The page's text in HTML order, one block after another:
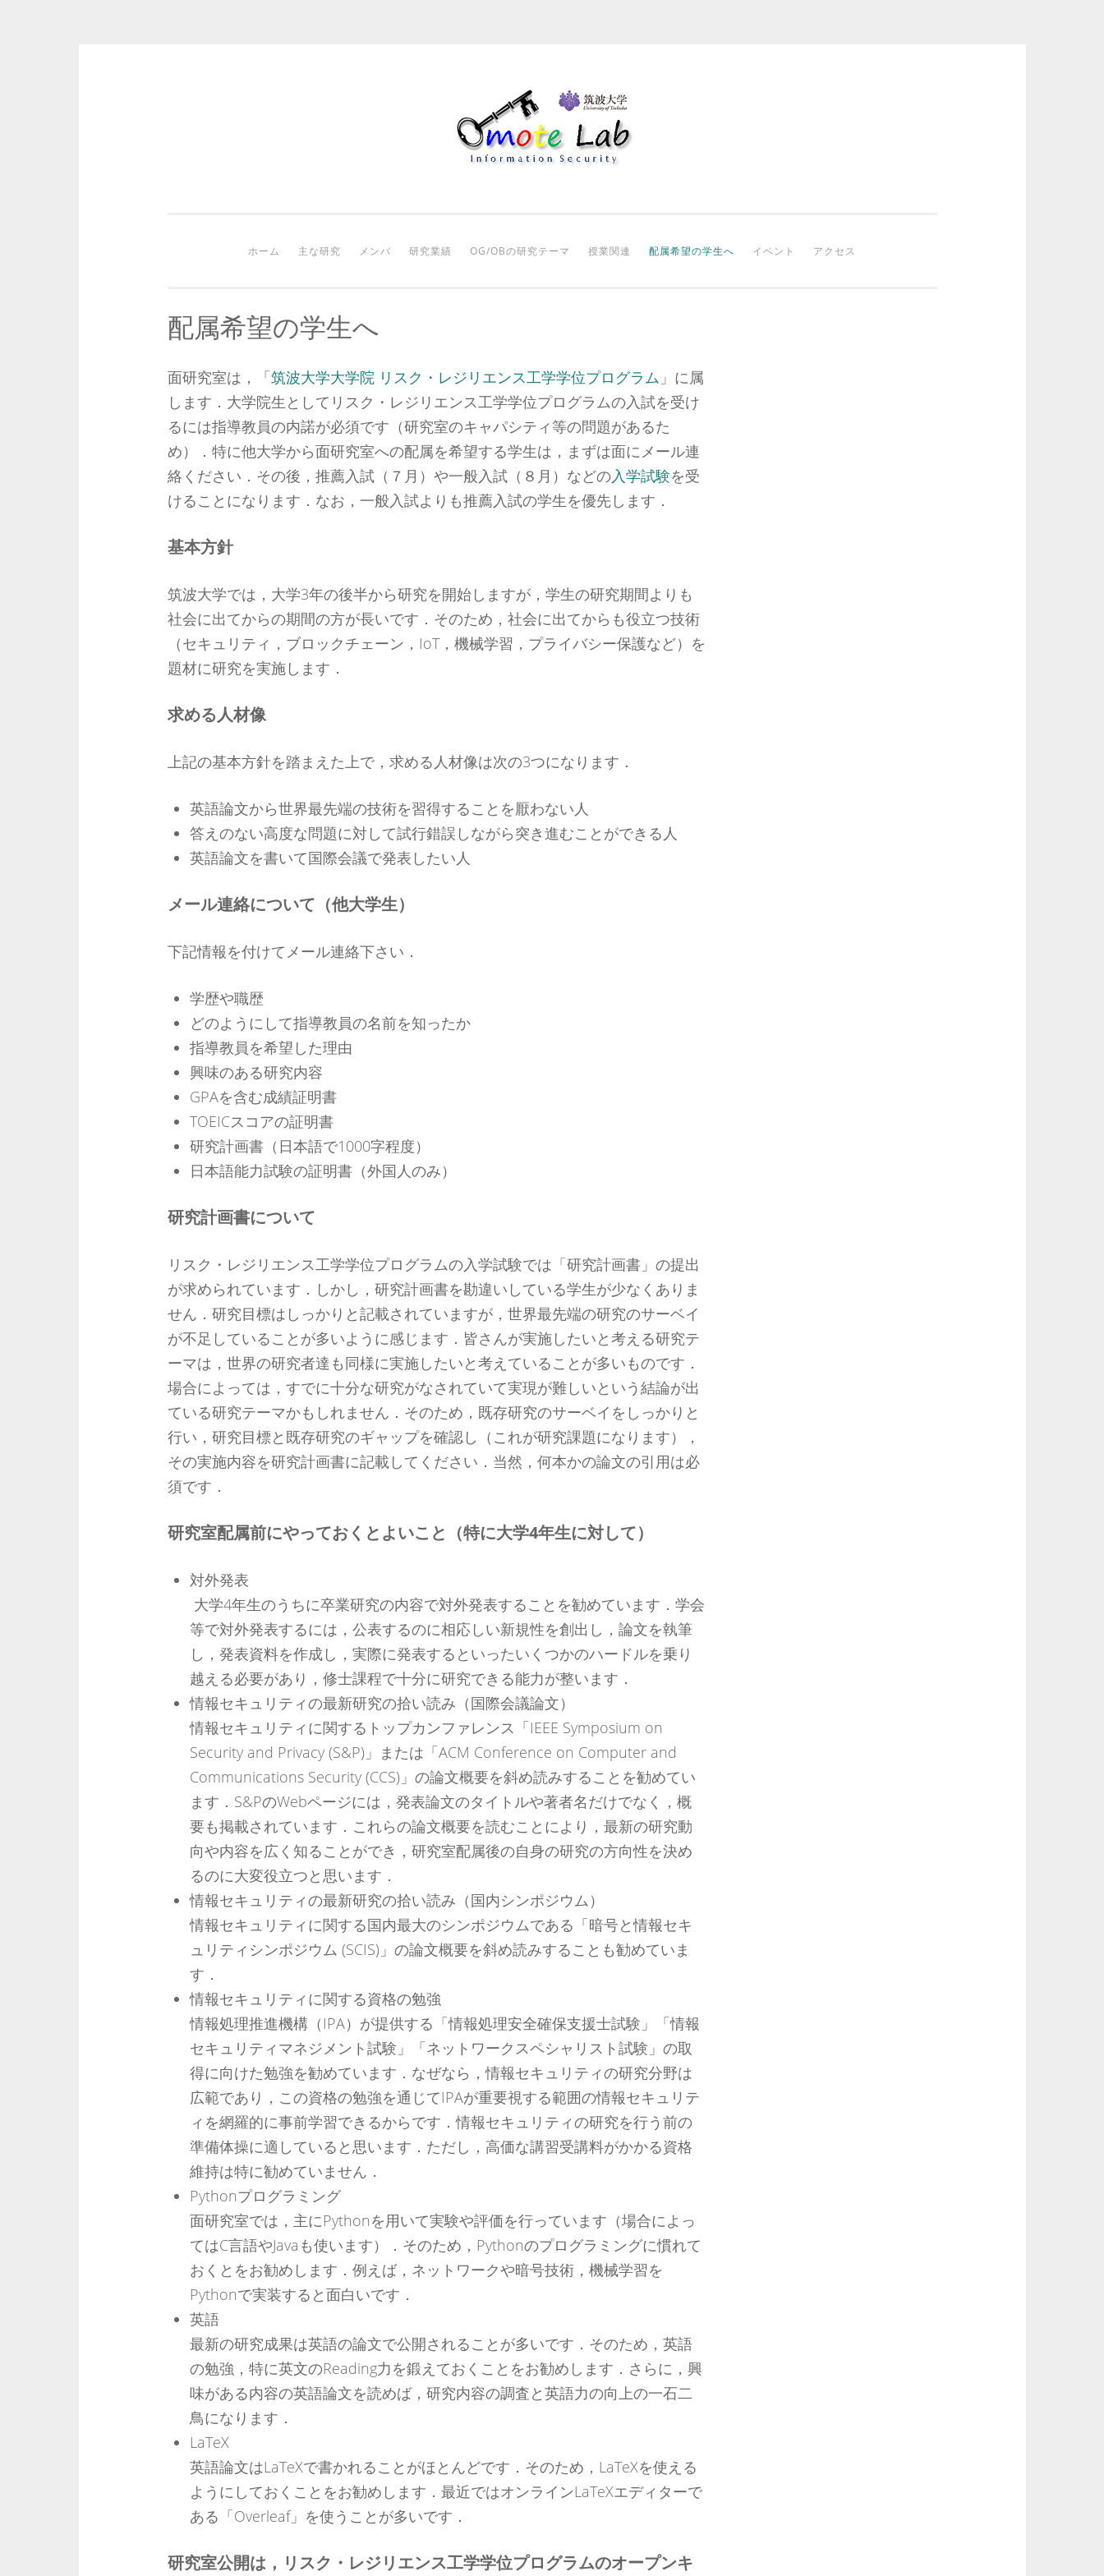
ホーム 主な研究 メンバ 研究業績 OG/OBの研究テーマ 授業関連 配属希望の学生へ イベント アクセス
配属希望の学生へ
面研究室は，「筑波大学大学院 リスク・レジリエンス工学学位プログラム 」に属
します．大学院生としてリスク・レジリエンス工学学位プログラムの入試を受け
るには指導教員の内諾が必須です（研究室のキャパシティ等の問題があるた
め）．特に他大学から面研究室への配属を希望する学生は，まずは面にメール連
絡ください．その後，推薦入試（７月）や一般入試（８月）などの入学試験を受
けることになります．なお，一般入試よりも推薦入試の学生を優先します．
基本方針
筑波大学では，大学3年の後半から研究を開始しますが，学生の研究期間よりも
社会に出てからの期間の方が長いです．そのため，社会に出てからも役立つ技術
（セキュリティ，ブロックチェーン，IoT，機械学習，プライバシー保護など）を
題材に研究を実施します．
求める人材像
上記の基本方針を踏まえた上で，求める人材像は次の3つになります．
英語論文から世界最先端の技術を習得することを厭わない人
答えのない高度な問題に対して試行錯誤しながら突き進むことができる人
英語論文を書いて国際会議で発表したい人
メール連絡について（他大学生）
下記情報を付けてメール連絡下さい．
学歴や職歴
どのようにして指導教員の名前を知ったか
指導教員を希望した理由
興味のある研究内容
GPAを含む成績証明書
TOEICスコアの証明書
研究計画書（日本語で1000字程度）
日本語能力試験の証明書（外国人のみ）
研究計画書について
リスク・レジリエンス工学学位プログラムの入学試験では「研究計画書」の提出
が求められています．しかし，研究計画書を勘違いしている学生が少なくありま
せん．研究目標はしっかりと記載されていますが，世界最先端の研究のサーベイ
が不足していることが多いように感じます．皆さんが実施したいと考える研究テ
ーマは，世界の研究者達も同様に実施したいと考えていることが多いものです．
場合によっては，すでに十分な研究がなされていて実現が難しいという結論が出
ている研究テーマかもしれません．そのため，既存研究のサーベイをしっかりと
行い，研究目標と既存研究のギャップを確認し（これが研究課題になります），
その実施内容を研究計画書に記載してください．当然，何本かの論文の引用は必
須です．
研究室配属前にやっておくとよいこと（特に大学4年生に対して）
対外発表
大学4年生のうちに卒業研究の内容で対外発表することを勧めています．学会
等で対外発表するには，公表するのに相応しい新規性を創出し，論文を執筆
し，発表資料を作成し，実際に発表するといったいくつかのハードルを乗り
越える必要があり，修士課程で十分に研究できる能力が整います．
情報セキュリティの最新研究の拾い読み（国際会議論文）
情報セキュリティに関するトップカンファレンス「IEEE Symposium on
Security and Privacy (S&P)」または「ACM Conference on Computer and
Communications Security (CCS)」の論文概要を斜め読みすることを勧めてい
ます．S&PのWebページには，発表論文のタイトルや著者名だけでなく，概
要も掲載されています．これらの論文概要を読むことにより，最新の研究動
向や内容を広く知ることができ，研究室配属後の自身の研究の方向性を決め
るのに大変役立つと思います．
情報セキュリティの最新研究の拾い読み（国内シンポジウム）
情報セキュリティに関する国内最大のシンポジウムである「暗号と情報セキ
ュリティシンポジウム (SCIS)」の論文概要を斜め読みすることも勧めていま
す．
情報セキュリティに関する資格の勉強
情報処理推進機構（IPA）が提供する「情報処理安全確保支援士試験」「情報
セキュリティマネジメント試験」「ネットワークスペシャリスト試験」の取
得に向けた勉強を勧めています．なぜなら，情報セキュリティの研究分野は
広範であり，この資格の勉強を通じてIPAが重要視する範囲の情報セキュリテ
ィを網羅的に事前学習できるからです．情報セキュリティの研究を行う前の
準備体操に適していると思います．ただし，高価な講習受講料がかかる資格
維持は特に勧めていません．
Pythonプログラミング
面研究室では，主にPythonを用いて実験や評価を行っています（場合によっ
てはC言語やJavaも使います）．そのため，Pythonのプログラミングに慣れて
おくとをお勧めします．例えば，ネットワークや暗号技術，機械学習を
Pythonで実装すると面白いです．
英語
最新の研究成果は英語の論文で公開されることが多いです．そのため，英語
の勉強，特に英文のReading力を鍛えておくことをお勧めします．さらに，興
味がある内容の英語論文を読めば，研究内容の調査と英語力の向上の一石二
鳥になります．
LaTeX
英語論文はLaTeXで書かれることがほとんどです．そのため，LaTeXを使える
ようにしておくことをお勧めします．最近ではオンラインLaTeXエディターで
ある「Overleaf」を使うことが多いです．
研究室公開は，リスク・レジリエンス工学学位プログラムのオープンキ